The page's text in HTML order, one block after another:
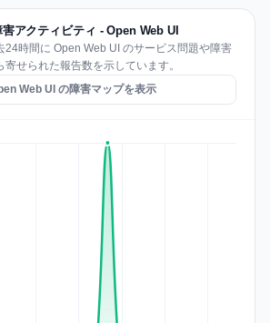
アクティビティ - Open Web UI
24時間に Open Web UI のサービス問題や障害
せられた報告数を示しています。
Web UI の障害マップを表示